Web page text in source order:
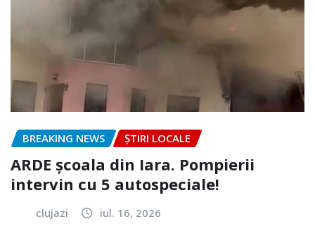
BREAKING NEWS ȘTIRI LOCALE
ARDE școala din Iara. Pompierii
intervin cu 5 autospeciale!
clujazi iul. 16, 2026